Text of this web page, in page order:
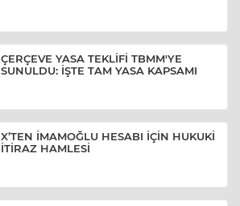
ÇERÇEVE YASA TEKLİFİ TBMM'YE
SUNULDU: İŞTE TAM YASA KAPSAMI
X’TEN İMAMOĞLU HESABI İÇİN HUKUKİ
İTİRAZ HAMLESİ